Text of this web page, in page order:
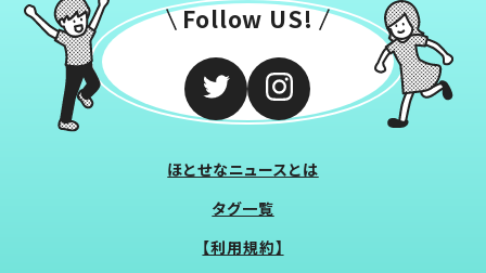
Follow US!
ほとせなニュースとは
タグ一覧
【利用規約】